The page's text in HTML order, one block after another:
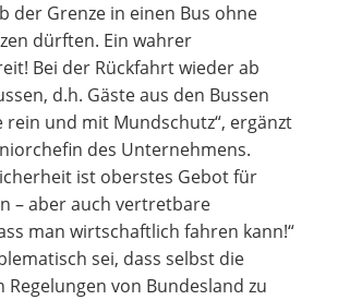
der Grenze in einen Bus ohne
dürften. Ein wahrer
Bei der Rückfahrt wieder ab
d.h. Gäste aus den Bussen
rein und mit Mundschutz“, ergänzt
des Unternehmens.
ist oberstes Gebot für
– aber auch vertretbare
man wirtschaftlich fahren kann!“
sei, dass selbst die
von Bundesland zu